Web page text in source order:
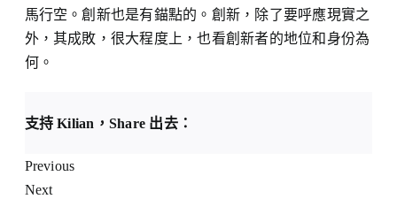
馬行空。創新也是有錨點的。創新，除了要呼應現實之
外，其成敗，很大程度上，也看創新者的地位和身份為
何。
支持 Kilian，Share 出去：
Previous
Next